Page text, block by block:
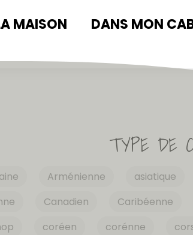
MAISON DANS MON
TYPE DE
Arménienne asiatique
Canadien Caribéenne
coréen corénne